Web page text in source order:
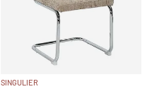
SINGULIER